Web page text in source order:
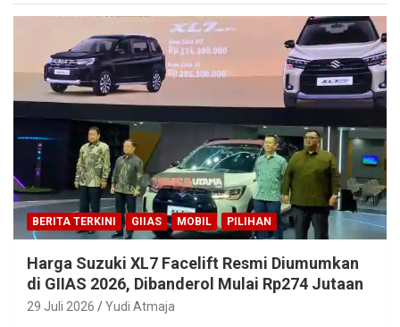
BERITA TERKINI GIIAS MOBIL PILIHAN
Harga Suzuki XL7 Facelift Resmi Diumumkan
di GIIAS 2026, Dibanderol Mulai Rp274 Jutaan
29 Juli 2026 Yudi Atmaja